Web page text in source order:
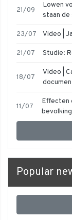
21/09
Lowen
staan de
23/07 Video |
21/07 Studie:
18/07
Video |
11/07
Effecten
Popular